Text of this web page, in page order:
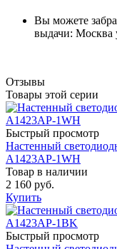
Вы можете
выдачи: Москва
Отзывы
Товары этой серии
Быстрый просмотр
Настенный
A1423AP-1WH
Товар в наличии
2 160 руб.
Купить
Быстрый просмотр